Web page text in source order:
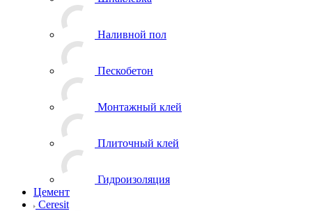
Наливной пол
Пескобетон
Монтажный клей
Плиточный клей
Гидроизоляция
Цемент
Ceresit